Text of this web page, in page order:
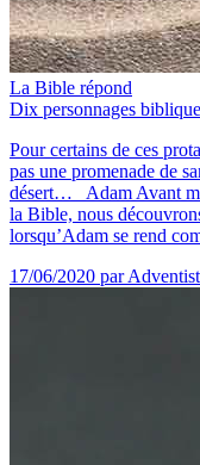
La Bible répond
Dix personnages
Pour certains de ces
pas une promenade de
désert… Adam Avant
la Bible, nous
lorsqu’Adam se rend
17/06/2020 par